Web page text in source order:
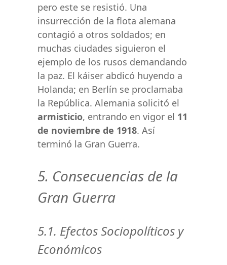
pero este se resistió. Una
insurrección de la flota alemana
contagió a otros soldados; en
muchas ciudades siguieron el
ejemplo de los rusos demandando
la paz. El káiser abdicó huyendo a
Holanda; en Berlín se proclamaba
la República. Alemania solicitó el
armisticio, entrando en vigor el 11
de noviembre de 1918. Así
terminó la Gran Guerra.
5. Consecuencias de la
Gran Guerra
5.1. Efectos Sociopolíticos y
Económicos